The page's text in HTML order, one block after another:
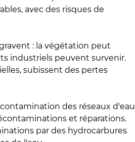
avec des risques de
: la végétation peut
industriels peuvent survenir.
subissent des pertes
des réseaux d'eau
et réparations.
par des hydrocarbures